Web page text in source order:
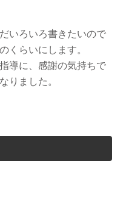
いろいろ書きたいので
くらいにします。
導に、感謝の気持ちで
りました。